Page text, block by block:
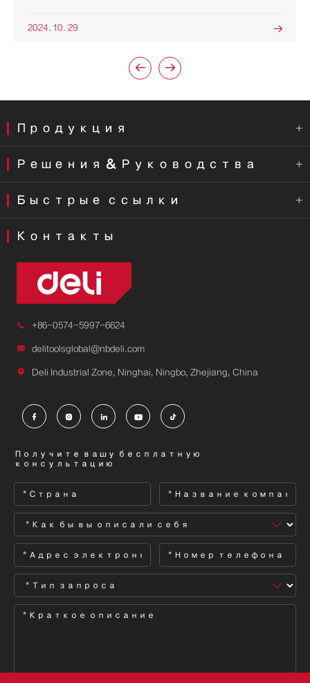
2024. 10. 29 
 
Продукция 
Решения & Руководства 
Быстрые ссылки 
Контакты
 +86-0574-5997-6624
 delitoolsglobal@nbdeli.com
 Deli Industrial Zone, Ninghai, Ningbo, Zhejiang, China
    
Получите вашу бесплатную
консультацию